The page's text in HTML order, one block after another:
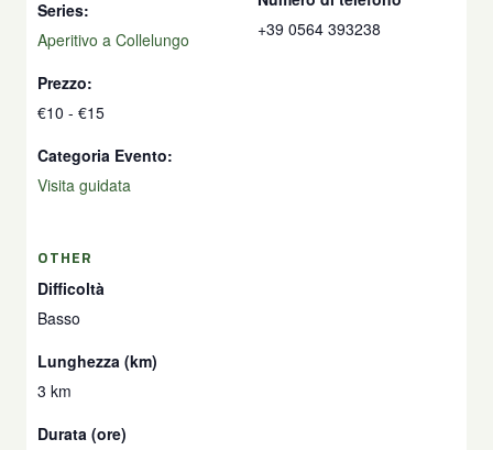
Series:
Aperitivo a Collelungo
Prezzo:
€10 - €15
Categoria Evento:
Visita guidata
+39 0564 393238
OTHER
Difficoltà
Basso
Lunghezza (km)
3 km
Durata (ore)